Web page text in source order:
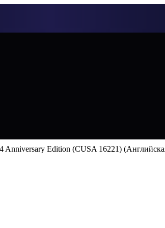
Anniversary Edition (CUSA 16221)